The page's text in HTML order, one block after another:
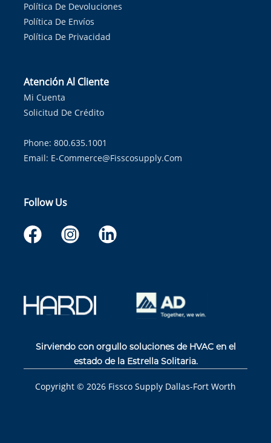
Política De Devoluciones
Política De Envíos
Política De Privacidad
Atención Al Cliente
Mi Cuenta
Solicitud De Crédito
Phone: 800.635.1001
Email: E-Commerce@fisscosupply.com
Follow Us
Sirviendo con orgullo soluciones de HVAC en el
estado de la Estrella Solitaria.
Copyright © 2026 Fissco Supply Dallas-Fort Worth